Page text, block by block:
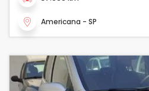
Americana - SP